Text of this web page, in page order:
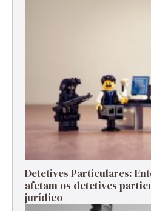
Detetives Particulares:
afetam os detetives
jurídico